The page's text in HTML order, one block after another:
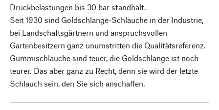
Druckbelastungen bis 30 bar standhält.
Seit 1930 sind Goldschlange-Schläuche in der Industrie,
bei Landschaftsgärtnern und anspruchsvollen
Gartenbesitzern ganz unumstritten die Qualitätsreferenz.
Gummischläuche sind teuer, die Goldschlange ist noch
teurer. Das aber ganz zu Recht, denn sie wird der letzte
Schlauch sein, den Sie sich anschaffen.